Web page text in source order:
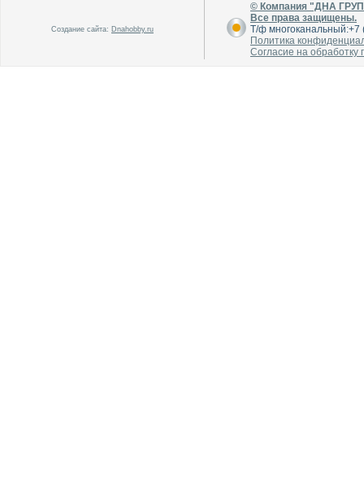
Создание сайта: Dnahobby.ru
© Компания "ДНА
Все права защищены.
Т/ф
Политика
Согласие на